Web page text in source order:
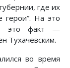
где их
герои”. На это
это факт —
Тухачевским.
во время